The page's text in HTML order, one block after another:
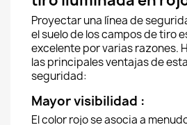
Proyectar una línea de
el suelo de los campos de tiro
excelente por varias razones.
las principales ventajas de
seguridad:
Mayor visibilidad :
El color rojo se asocia a